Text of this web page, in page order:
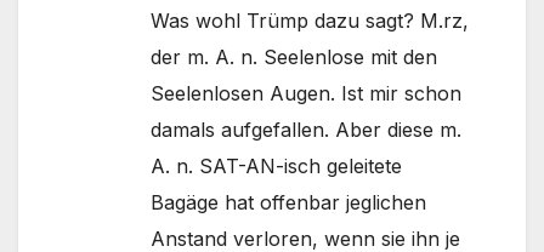
Was wohl Trümp dazu sagt? M.rz,
der m. A. n. Seelenlose mit den
Seelenlosen Augen. Ist mir schon
damals aufgefallen. Aber diese m.
A. n. SAT-AN-isch geleitete
Bagäge hat offenbar jeglichen
Anstand verloren, wenn sie ihn je